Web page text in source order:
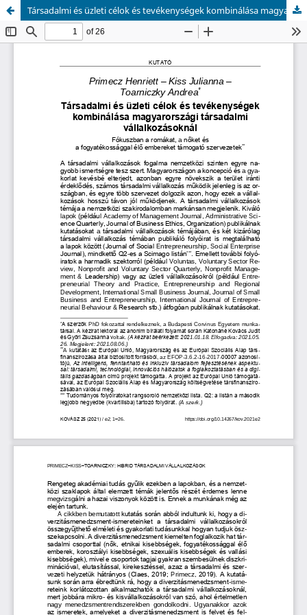
Társadalmi és üzleti célok és tevékenységek kombinálása magyarországi társadalmi vállalkozásoknál – Fókuszban a romákat, a nőket és a fogyatékossággal élő embereket támogató szervezetek